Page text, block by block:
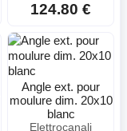
124.80 €
Angle ext. pour
moulure dim. 20x10
blanc
Elettrocanali